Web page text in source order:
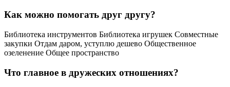
Как можно помогать друг другу?
Библиотека инструментов Библиотека игрушек Совместные
закупки Отдам даром, уступлю дешево Общественное
озеленение Общее пространство
Что главное в дружеских отношениях?